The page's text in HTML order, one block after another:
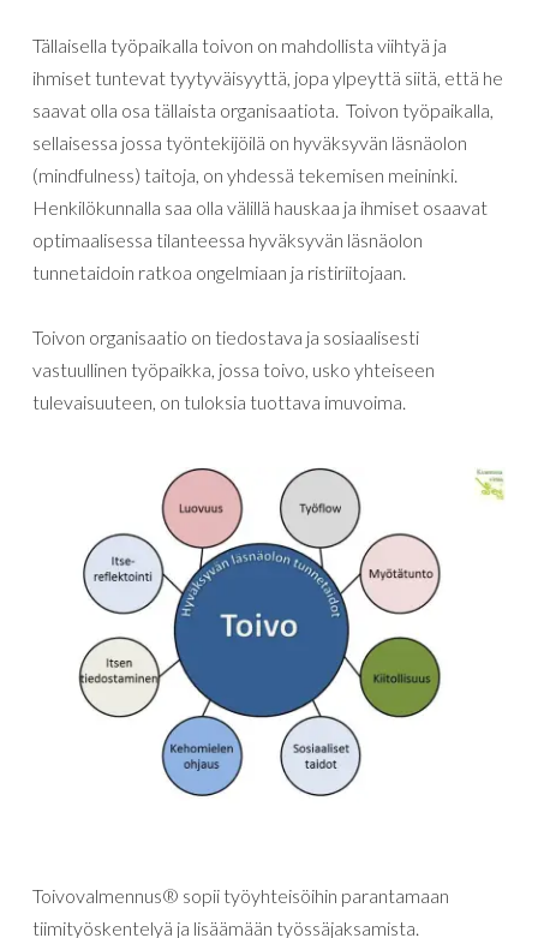
Tällaisella työpaikalla toivon on mahdollista viihtyä ja
ihmiset tuntevat tyytyväisyyttä, jopa ylpeyttä siitä, että he
saavat olla osa tällaista organisaatiota. Toivon työpaikalla,
sellaisessa jossa työntekijöilä on hyväksyvän läsnäolon
(mindfulness) taitoja, on yhdessä tekemisen meininki.
Henkilökunnalla saa olla välillä hauskaa ja ihmiset osaavat
optimaalisessa tilanteessa hyväksyvän läsnäolon
tunnetaidoin ratkoa ongelmiaan ja ristiriitojaan.
Toivon organisaatio on tiedostava ja sosiaalisesti
vastuullinen työpaikka, jossa toivo, usko yhteiseen
tulevaisuuteen, on tuloksia tuottava imuvoima.
Toivovalmennus® sopii työyhteisöihin parantamaan
tiimityöskentelyä ja lisäämään työssäjaksamista.